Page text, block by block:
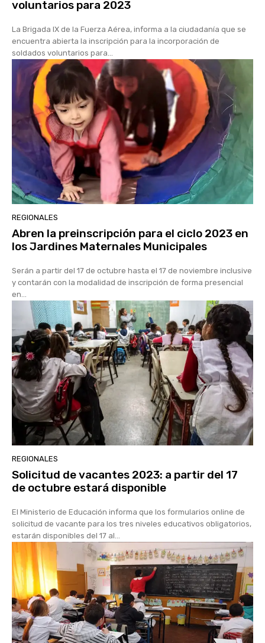
voluntarios para 2023
La Brigada IX de la Fuerza Aérea, informa a la ciudadanía que se
encuentra abierta la inscripción para la incorporación de
soldados voluntarios para...
REGIONALES
Abren la preinscripción para el ciclo 2023 en
los Jardines Maternales Municipales
Serán a partir del 17 de octubre hasta el 17 de noviembre inclusive
y contarán con la modalidad de inscripción de forma presencial
en...
REGIONALES
Solicitud de vacantes 2023: a partir del 17
de octubre estará disponible
El Ministerio de Educación informa que los formularios online de
solicitud de vacante para los tres niveles educativos obligatorios,
estarán disponibles del 17 al...